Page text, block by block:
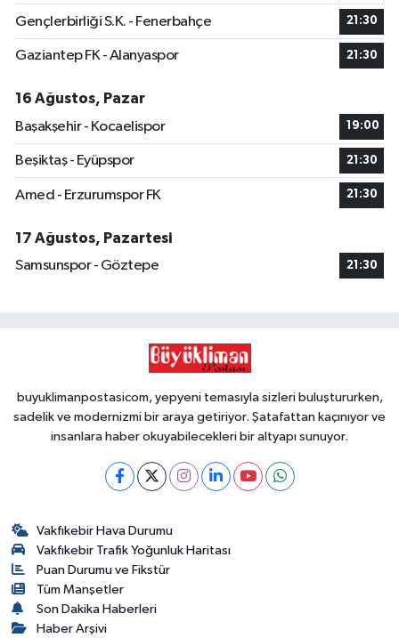
Gençlerbirliği S.K. - Fenerbahçe 21:30
Gaziantep FK - Alanyaspor 21:30
16 Ağustos, Pazar
Başakşehir - Kocaelispor
19:00
Beşiktaş - Eyüpspor 21:30
Amed - Erzurumspor FK 21:30
17 Ağustos, Pazartesi
Samsunspor - Göztepe
21:30
buyuklimanpostasicom, yepyeni temasıyla sizleri buluştururken,
sadelik ve modernizmi bir araya getiriyor. Şatafattan kaçınıyor ve
insanlara haber okuyabilecekleri bir altyapı sunuyor.
Vakfıkebir Hava Durumu
Vakfıkebir Trafik Yoğunluk Haritası
Puan Durumu ve Fikstür
Tüm Manşetler
Son Dakika Haberleri
Haber Arşivi